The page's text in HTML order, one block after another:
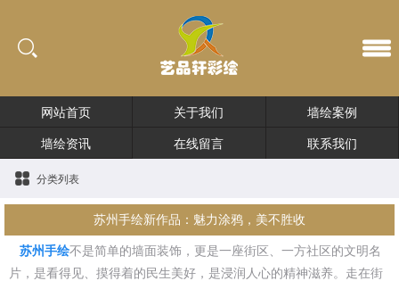
网站首页 关于我们
墙绘案例
墙绘资讯
在线留言 联系我们
分类列表
苏州手绘新作品：魅力涂鸦，美不胜收
苏州手绘不是简单的墙面装饰，更是一座街区、一方社区的文明名
片，是看得见、摸得着的民生美好，是浸润人心的精神滋养。走在街